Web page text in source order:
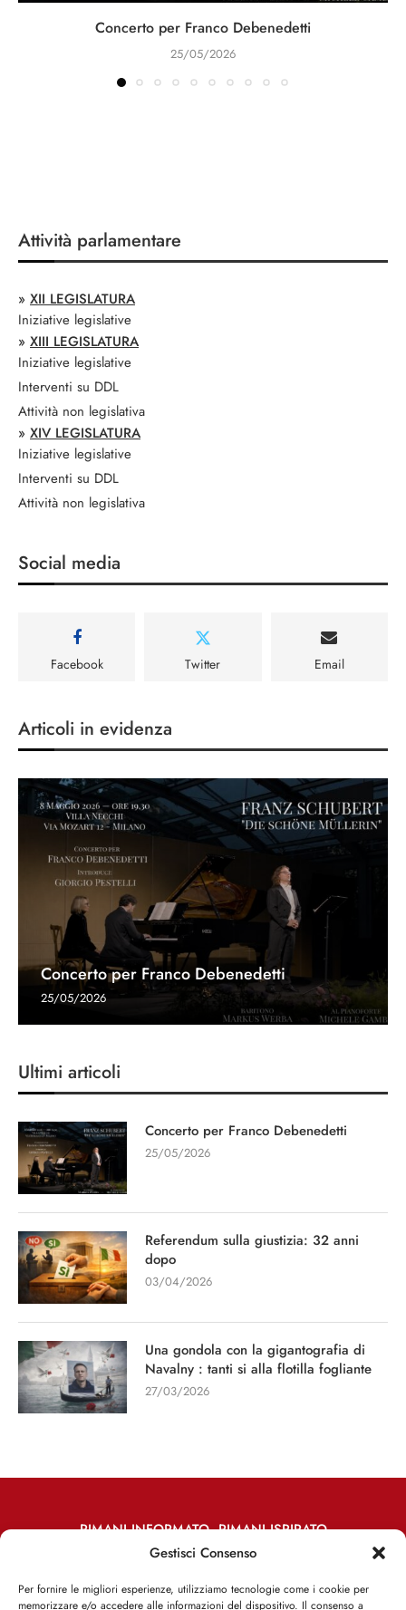
Gestisci Consenso
Per fornire le migliori esperienze, utilizziamo tecnologie come i cookie per
memorizzare e/o accedere alle informazioni del dispositivo. Il consenso a
Concerto per Franco Debenedetti
25/05/2026
Attività parlamentare
» XII LEGISLATURA
Iniziative legislative
» XIII LEGISLATURA
Iniziative legislative
Interventi su DDL
Attività non legislativa
» XIV LEGISLATURA
Iniziative legislative
Interventi su DDL
Attività non legislativa
Social media
Facebook Twitter Email
Articoli in evidenza
Concerto per Franco Debenedetti
25/05/2026
Ultimi articoli
Concerto per Franco Debenedetti
25/05/2026
Referendum sulla giustizia: 32 anni
dopo
03/04/2026
Una gondola con la gigantografia di
Navalny : tanti si alla flotilla fogliante
27/03/2026
RIMANI INFORMATO, RIMANI ISPIRATO
Iscriviti alla Newsletter